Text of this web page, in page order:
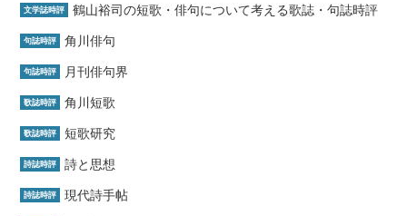
文学誌時評 鶴山裕司の短歌・俳句について考える歌誌・句誌時評
句誌時評 角川俳句
句誌時評 月刊俳句界
歌誌時評 角川短歌
歌誌時評 短歌研究
詩誌時評 詩と思想
詩誌時評 現代詩手帖